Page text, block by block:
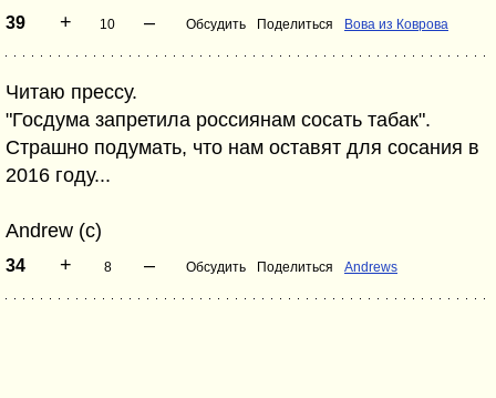
39 + 10 – Обсудить Поделиться Вова из Коврова
Читаю прессу.
"Госдума запретила россиянам сосать табак".
Страшно подумать, что нам оставят для сосания в
2016 году...
Andrew (c)
34 + 8 – Обсудить Поделиться Andrews